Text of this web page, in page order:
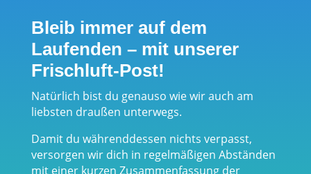
Produkte vom
Bodensee
Bleib immer auf dem
Laufenden – mit unserer
Frischluft-Post!
Natürlich bist du genauso wie wir auch am
liebsten draußen unterwegs.
Damit du währenddessen nichts verpasst,
versorgen wir dich in regelmäßigen Abständen
mit einer kurzen Zusammenfassung der